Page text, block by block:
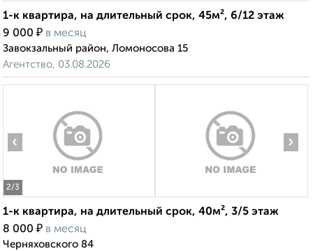
1-к квартира, на длительный срок, 45м², 6/12 этаж
9 000 ₽ в месяц
Завокзальный район, Ломоносова 15
Агентство, 03.08.2026
2/3
‹ ›
1-к квартира, на длительный срок, 40м², 3/5 этаж
8 000 ₽ в месяц
Черняховского 84